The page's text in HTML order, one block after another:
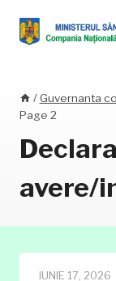
content
/ Guvernanta
Page 2
avere/
IUNIE 17, 2026